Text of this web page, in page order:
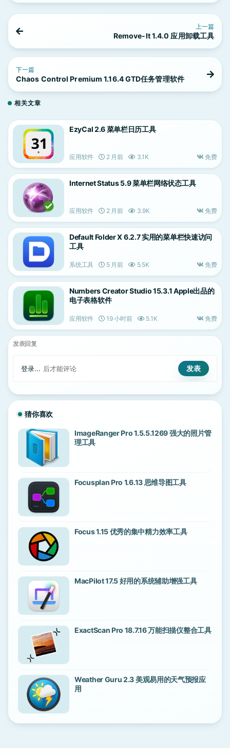
上一篇
Remove-It 1.4.0 应用卸载工具
下一篇
Chaos Control Premium 1.16.4 GTD任务管理软件
相关文章
EzyCal 2.6 菜单栏日历工具
应用软件 2 月前 3.1K 免费
Internet Status 5.9 菜单栏网络状态工具
应用软件 2 月前 3.9K 免费
Default Folder X 6.2.7 实用的菜单栏快速访问
工具
系统工具 5 月前 5.5K 免费
Numbers Creator Studio 15.3.1 Apple出品的
电子表格软件
应用软件 19 小时前 5.1K 免费
发表回复
登录... 后才能评论
猜你喜欢
ImageRanger Pro 1.5.5.1269 强大的照片管
理工具
Focusplan Pro 1.6.13 思维导图工具
Focus 1.15 优秀的集中精力效率工具
MacPilot 17.5 好用的系统辅助增强工具
ExactScan Pro 18.7.16 万能扫描仪整合工具
Weather Guru 2.3 美观易用的天气预报应
用